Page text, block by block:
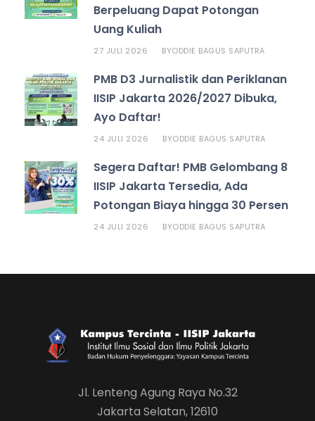
Berpeluang Dapat Potongan
Uang Kuliah
27 JULI 2026 BYODDIE BAGUS SAPUTRA
PMB D3 Jurnalistik dan Periklanan
IISIP Jakarta 2026/2027 Dibuka,
Ayo Daftar!
24 JULI 2026 BYODDIE BAGUS SAPUTRA
Segera Daftar! PMB Gelombang 8
IISIP Jakarta Tersedia, Ada
Potongan Biaya hingga 30 Persen
24 JULI 2026 BYODDIE BAGUS SAPUTRA
Jl. Lenteng Agung Raya No.32
Jakarta Selatan, 12610